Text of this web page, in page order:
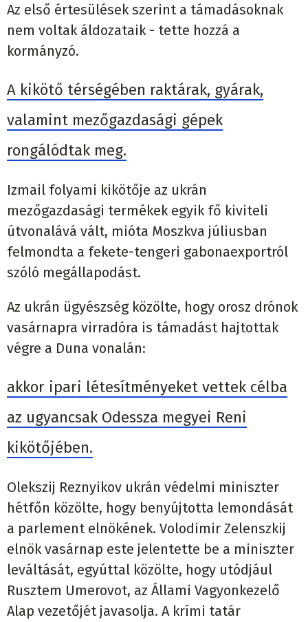
Az első értesülések szerint a támadásoknak
nem voltak áldozataik - tette hozzá a
kormányzó.
A kikötő térségében raktárak, gyárak,
valamint mezőgazdasági gépek
rongálódtak meg.
Izmail folyami kikötője az ukrán
mezőgazdasági termékek egyik fő kiviteli
útvonalává vált, mióta Moszkva júliusban
felmondta a fekete-tengeri gabonaexportról
szóló megállapodást.
Az ukrán ügyészség közölte, hogy orosz drónok
vasárnapra virradóra is támadást hajtottak
végre a Duna vonalán:
akkor ipari létesítményeket vettek célba
az ugyancsak Odessza megyei Reni
kikötőjében.
Olekszij Reznyikov ukrán védelmi miniszter
hétfőn közölte, hogy benyújtotta lemondását
a parlement elnökének. Volodimir Zelenszkij
elnök vasárnap este jelentette be a miniszter
leváltását, egyúttal közölte, hogy utódjául
Rusztem Umerovot, az Állami Vagyonkezelő
Alap vezetőjét javasolja. A krími tatár